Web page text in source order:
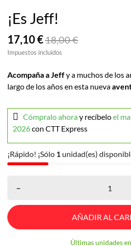
¡Es Jeff!
17,10 €18,00 €
Impuestos incluidos
Acompaña a Jeffy a muchos de los
largo de los años en esta nueva
Cómpralo ahoray recíbeloel
2026con CTT Express
¡Rápido! ¡Sólo 1 unidad(es)
–
AÑADIR AL
Últimas unidades